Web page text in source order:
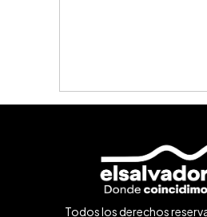
Todos los derechos